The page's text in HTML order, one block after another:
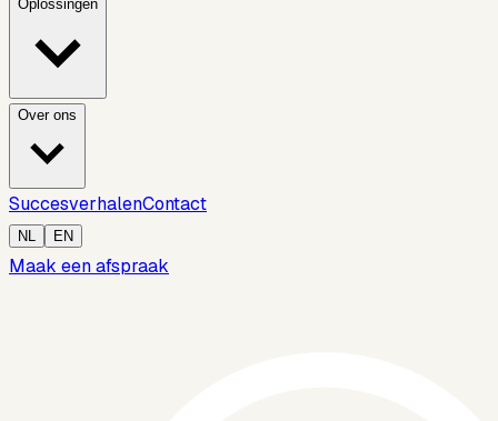
Oplossingen
Over ons
SuccesverhalenContact
NL EN
Maak een afspraak